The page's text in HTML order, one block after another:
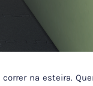
na esteira.